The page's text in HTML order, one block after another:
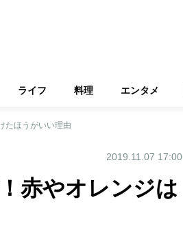
ライフ 料理 エンタメ
たほうがいい理由
2019.11.07 17:00
赤やオレンジは